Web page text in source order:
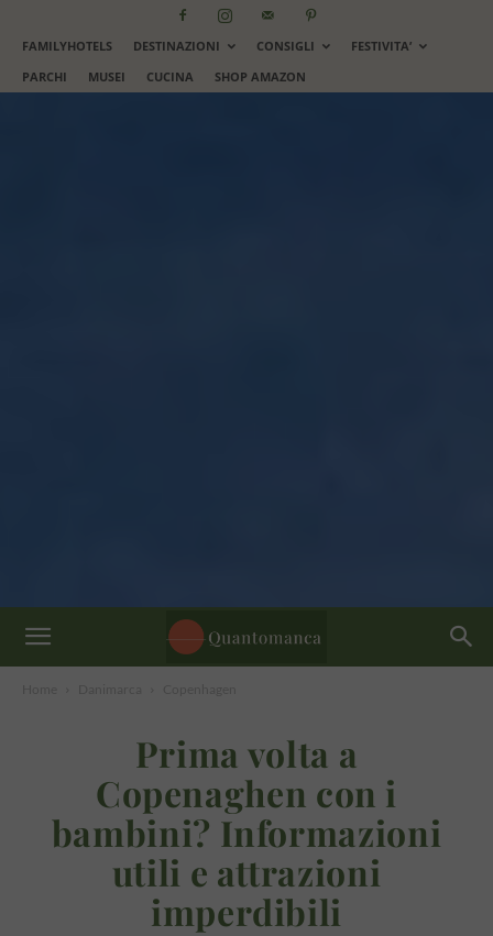
FAMILYHOTELS DESTINAZIONI CONSIGLI
FESTIVITA’
PARCHI
MUSEI CUCINA SHOP AMAZON
Prima volta a
Copenaghen con i
bambini? Informazioni
utili e attrazioni
imperdibili